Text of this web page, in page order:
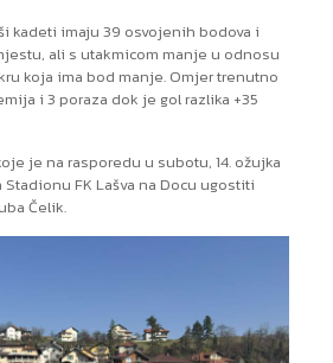
kadeti imaju 39 osvojenih bodova i
ali s utakmicom manje u odnosu
koja ima bod manje. Omjer trenutno
i 3 poraza dok je gol razlika +35
je na rasporedu u subotu, 14. ožujka
FK Lašva na Docu ugostiti
Čelik.